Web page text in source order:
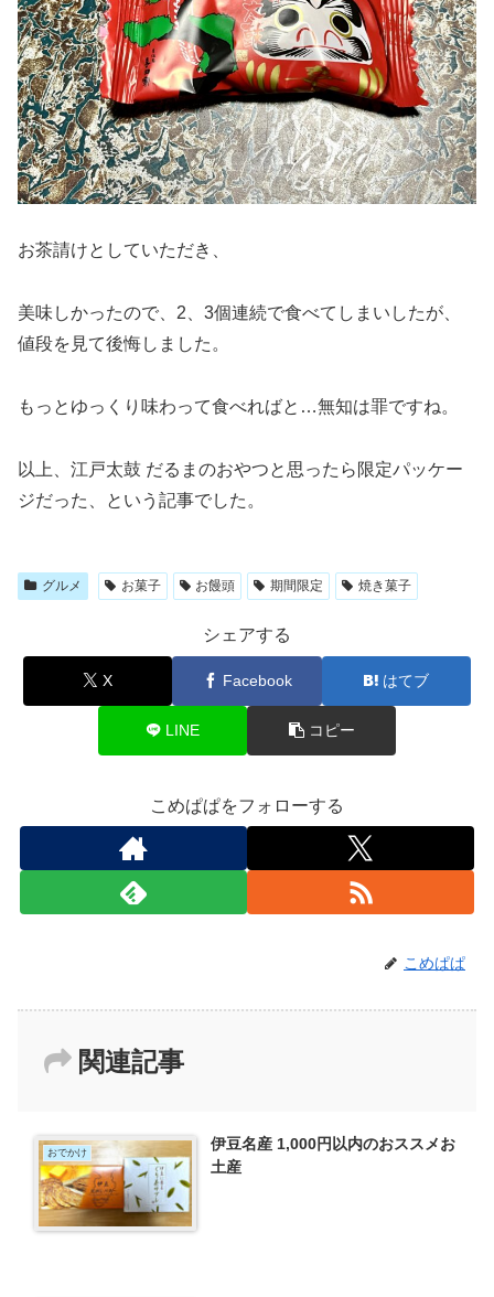
お茶請けとしていただき、
美味しかったので、2、3個連続で食べてしまいしたが、
値段を見て後悔しました。
もっとゆっくり味わって食べればと…無知は罪ですね。
以上、江戸太鼓 だるまのおやつと思ったら限定パッケー
ジだった、という記事でした。
グルメ お菓子 お饅頭 期間限定 焼き菓子
シェアする
X Facebook はてブ
LINE コピー
こめぱぱをフォローする
こめぱぱ
関連記事
おでかけ
伊豆名産 1,000円以内のおススメお
土産